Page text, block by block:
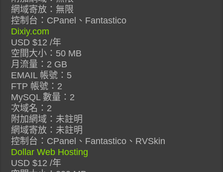
網域寄放：無限
控制台：CPanel、Fantastico
Dixiy.com
USD $12 /年
空間大小：50 MB
月流量：2 GB
EMAIL 帳號：5
FTP 帳號：2
MySQL 數量：2
次域名：2
附加網域：未註明
網域寄放：未註明
控制台：CPanel、Fantastico、RVSkin
Dollar Web Hosting
USD $12 /年